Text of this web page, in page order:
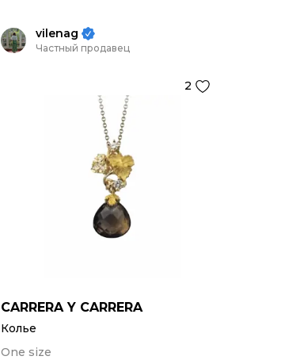
vilenag
Частный продавец
2
CARRERA Y CARRERA
Колье
One size